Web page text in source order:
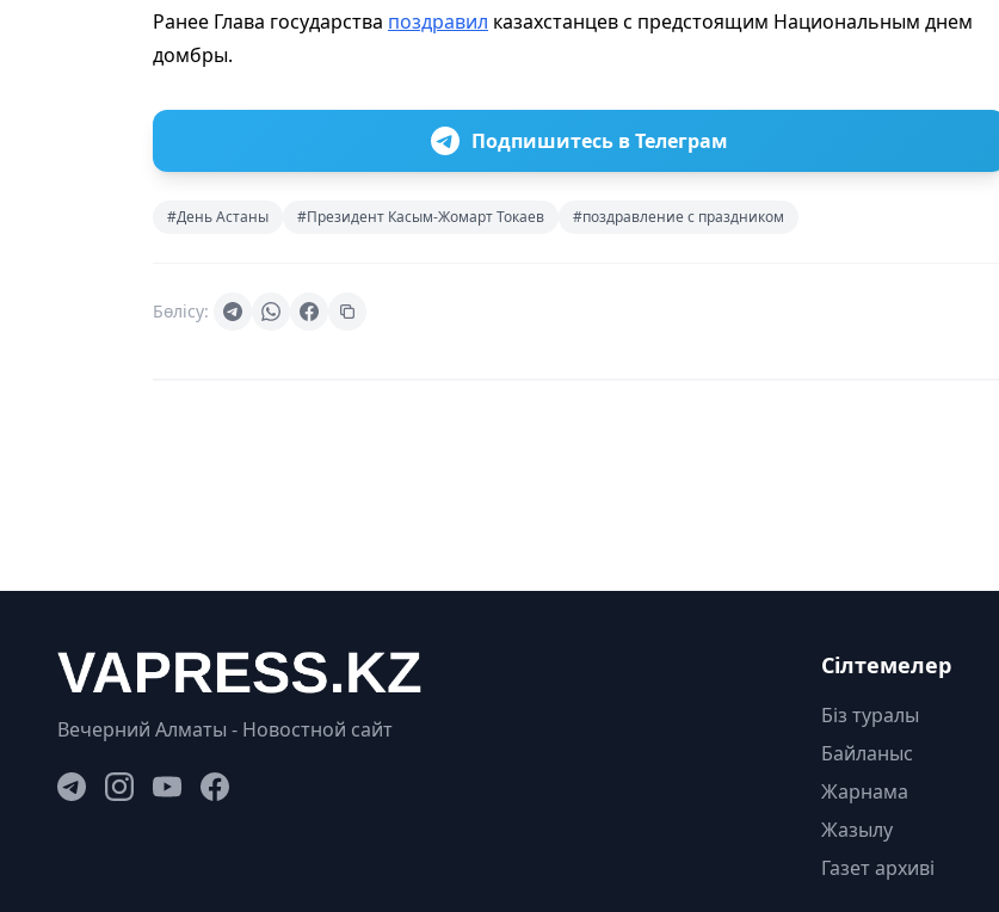
Ранее Глава государства поздравил казахстанцев с предстоящим Национальным днем
домбры.
Подпишитесь в Телеграм
#День Астаны #Президент Касым-Жомарт Токаев #поздравление с праздником
Бөлісу:
Вечерний Алматы - Новостной сайт
Сілтемелер
Біз туралы
Байланыс
Жарнама
Жазылу
Газет архиві